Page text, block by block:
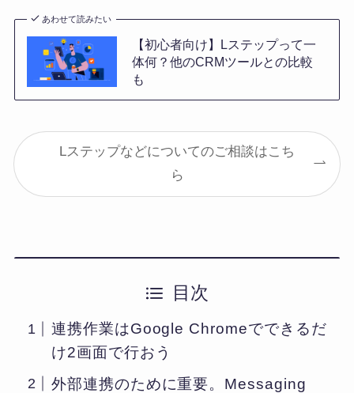
あわせて読みたい
【初心者向け】Lステップって一
体何？他のCRMツールとの比較
も
Lステップなどについてのご相談はこち
ら
目次
連携作業はGoogle Chromeでできるだ
け2画面で行おう
外部連携のために重要。Messaging